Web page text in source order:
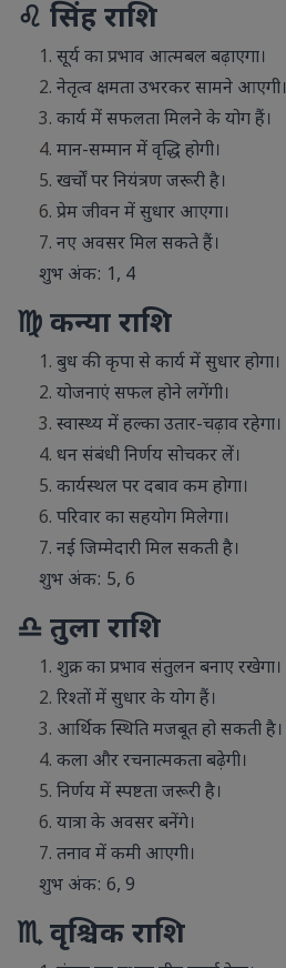
♌ सिंह राशि
सूर्य का प्रभाव आत्मबल बढ़ाएगा।
नेतृत्व क्षमता उभरकर सामने आएगी।
कार्य में सफलता मिलने के योग हैं।
मान-सम्मान में वृद्धि होगी।
खर्चों पर नियंत्रण जरूरी है।
प्रेम जीवन में सुधार आएगा।
नए अवसर मिल सकते हैं।
शुभ अंक: 1, 4
♍ कन्या राशि
बुध की कृपा से कार्य में सुधार होगा।
योजनाएं सफल होने लगेंगी।
स्वास्थ्य में हल्का उतार-चढ़ाव रहेगा।
धन संबंधी निर्णय सोचकर लें।
कार्यस्थल पर दबाव कम होगा।
परिवार का सहयोग मिलेगा।
नई जिम्मेदारी मिल सकती है।
शुभ अंक: 5, 6
♎ तुला राशि
शुक्र का प्रभाव संतुलन बनाए रखेगा।
रिश्तों में सुधार के योग हैं।
आर्थिक स्थिति मजबूत हो सकती है।
कला और रचनात्मकता बढ़ेगी।
निर्णय में स्पष्टता जरूरी है।
यात्रा के अवसर बनेंगे।
तनाव में कमी आएगी।
शुभ अंक: 6, 9
♏ वृश्चिक राशि